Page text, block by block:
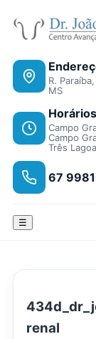
R.
MS
Horários
Campo
Campo
Três
67
☰
renal